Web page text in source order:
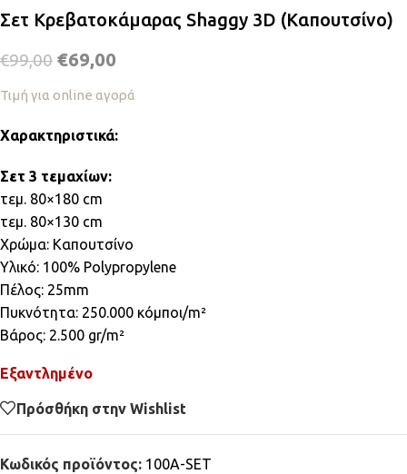
Σετ Κρεβατοκάμαρας Shaggy 3D (Καπουτσίνο)
€99,00 €69,00
Τιμή για online αγορά
Χαρακτηριστικά:
Σετ 3 τεμαχίων:
τεμ. 80×180 cm
τεμ. 80×130 cm
Χρώμα: Καπουτσίνο
Υλικό: 100% Polypropylene
Πέλος: 25mm
Πυκνότητα: 250.000 κόμποι/m²
Βάρος: 2.500 gr/m²
Εξαντλημένο
Πρόσθήκη στην Wishlist
Κωδικός προϊόντος: 100A-SET